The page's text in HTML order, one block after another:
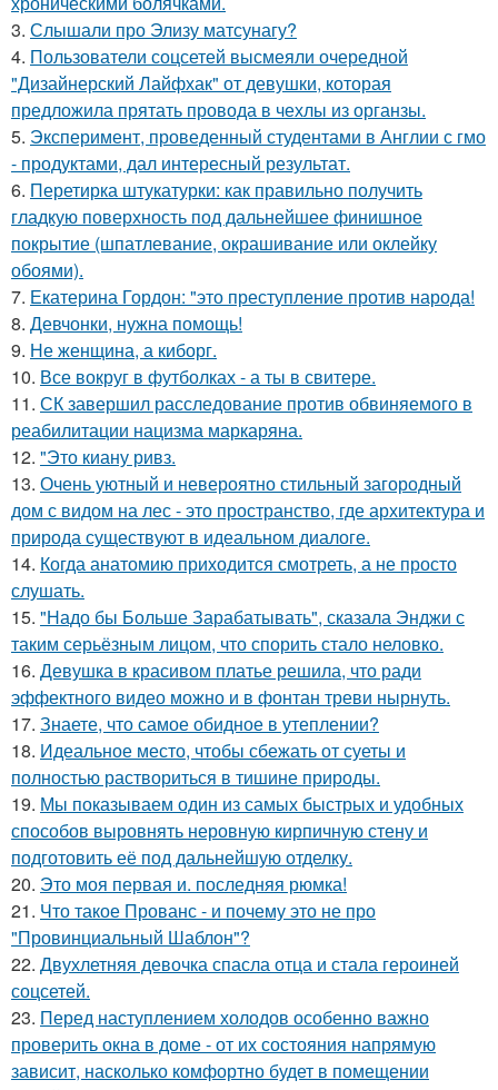
3. Слышали про Элизу матсунагу?
4. Пользователи соцсетей высмеяли очередной
"Дизайнерский Лайфхак" от девушки, которая
предложила прятать провода в чехлы из органзы.
5. Эксперимент, проведенный студентами в Англии с гмо
- продуктами, дал интересный результат.
6. Перетирка штукатурки: как правильно получить
гладкую поверхность под дальнейшее финишное
покрытие (шпатлевание, окрашивание или оклейку
обоями).
7. Екатерина Гордон: "это преступление против народа!
8. Девчонки, нужна помощь!
9. Не женщина, а киборг.
10. Все вокруг в футболках - а ты в свитере.
11. СК завершил расследование против обвиняемого в
реабилитации нацизма маркаряна.
12. "Это киану ривз.
13. Очень уютный и невероятно стильный загородный
дом с видом на лес - это пространство, где архитектура и
природа существуют в идеальном диалоге.
14. Когда анатомию приходится смотреть, а не просто
слушать.
15. "Надо бы Больше Зарабатывать", сказала Энджи с
таким серьёзным лицом, что спорить стало неловко.
16. Девушка в красивом платье решила, что ради
эффектного видео можно и в фонтан треви нырнуть.
17. Знаете, что самое обидное в утеплении?
18. Идеальное место, чтобы сбежать от суеты и
полностью раствориться в тишине природы.
19. Мы показываем один из самых быстрых и удобных
способов выровнять неровную кирпичную стену и
подготовить её под дальнейшую отделку.
20. Это моя первая и. последняя рюмка!
21. Что такое Прованс - и почему это не про
"Провинциальный Шаблон"?
22. Двухлетняя девочка спасла отца и стала героиней
соцсетей.
23. Перед наступлением холодов особенно важно
проверить окна в доме - от их состояния напрямую
зависит, насколько комфортно будет в помещении